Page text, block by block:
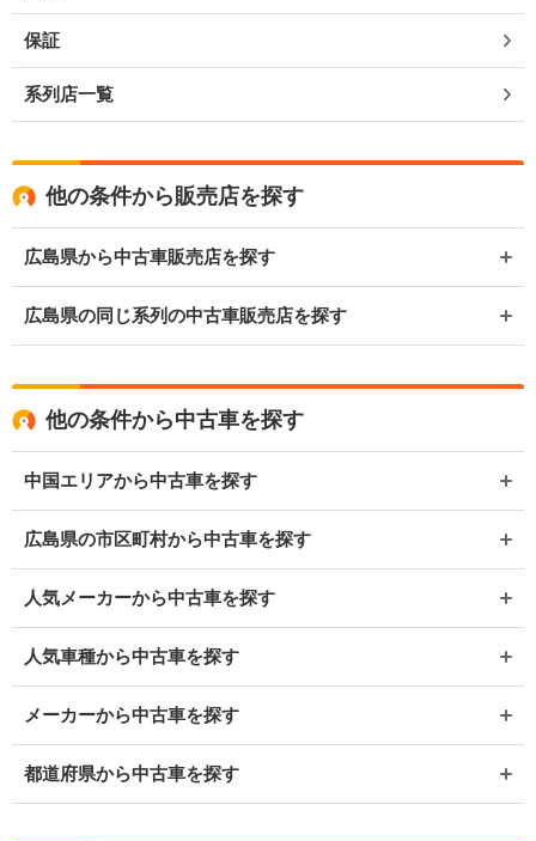
保証
系列店一覧
他の条件から販売店を探す
広島県から中古車販売店を探す
広島県の同じ系列の中古車販売店を探す
他の条件から中古車を探す
中国エリアから中古車を探す
広島県の市区町村から中古車を探す
人気メーカーから中古車を探す
人気車種から中古車を探す
メーカーから中古車を探す
都道府県から中古車を探す